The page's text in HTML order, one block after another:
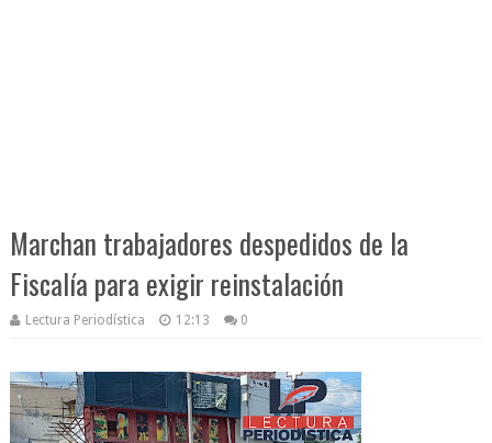
Marchan trabajadores despedidos de la
Fiscalía para exigir reinstalación
Lectura Periodística 12:13 0